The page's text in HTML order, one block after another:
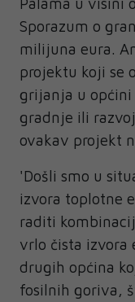
Sporazum o
milijuna eura.
projektu koji se
grijanja u
gradnje ili
ovakav projekt
'Došli smo u
izvora toplotne
raditi
vrlo čista izvora
drugih općina
fosilnih goriva,